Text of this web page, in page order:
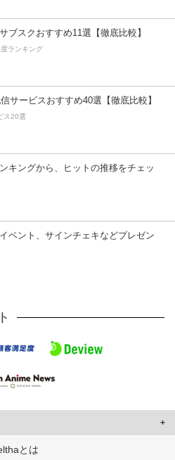
ブスクおすすめ11選【徹底比較】
ランキング
サービスおすすめ40選【徹底比較】
ス20選
キングから、ヒットの推移をチェッ
ベント、サインチェキなどプレゼン
ユーザーに合わせたコンテンツや広告の
とは